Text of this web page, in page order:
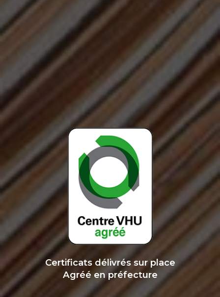
Certificats délivrés sur place
Agréé en préfecture